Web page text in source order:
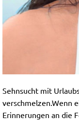
Sehnsucht mit
verschmelzen.Wenn
Erinnerungen an die